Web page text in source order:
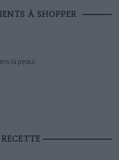
À SHOPPER
la peau)